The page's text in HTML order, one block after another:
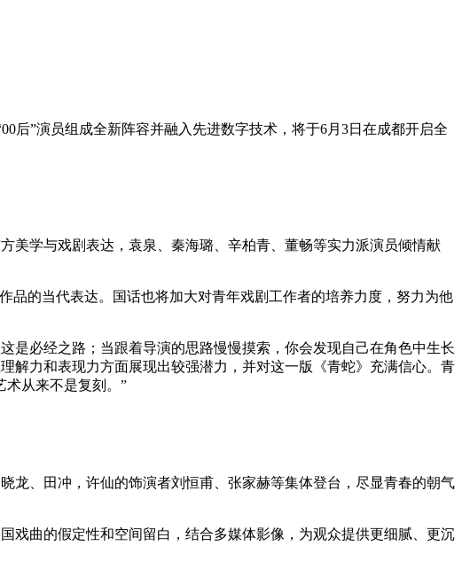
后”演员组成全新阵容并融入先进数字技术，将于6月3日在成都开启全
美学与戏剧表达，袁泉、秦海璐、辛柏青、董畅等实力派演员倾情献
品的当代表达。国话也将加大对青年戏剧工作者的培养力度，努力为他
是必经之路；当跟着导演的思路慢慢摸索，你会发现自己在角色中生长
解力和表现力方面展现出较强潜力，并对这一版《青蛇》充满信心。青
术从来不是复刻。”
龙、田冲，许仙的饰演者刘恒甫、张家赫等集体登台，尽显青春的朝气
戏曲的假定性和空间留白，结合多媒体影像，为观众提供更细腻、更沉